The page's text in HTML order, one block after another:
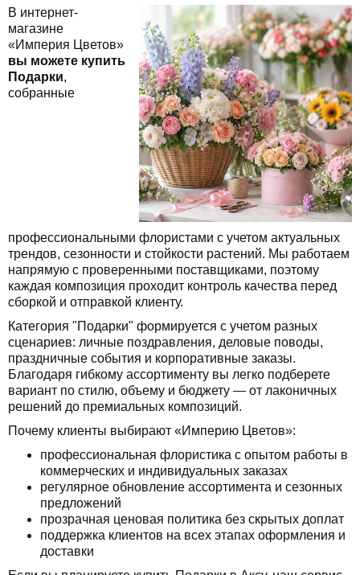
В интернет-
магазине
«Империя Цветов»
вы можете купить
Подарки,
собранные
профессиональными флористами с учетом актуальных
трендов, сезонности и стойкости растений. Мы работаем
напрямую с проверенными поставщиками, поэтому
каждая композиция проходит контроль качества перед
сборкой и отправкой клиенту.
Категория "Подарки" формируется с учетом разных
сценариев: личные поздравления, деловые поводы,
праздничные события и корпоративные заказы.
Благодаря гибкому ассортименту вы легко подберете
вариант по стилю, объему и бюджету — от лаконичных
решений до премиальных композиций.
Почему клиенты выбирают «Империю Цветов»:
профессиональная флористика с опытом работы в
коммерческих и индивидуальных заказах
регулярное обновление ассортимента и сезонных
предложений
прозрачная ценовая политика без скрытых доплат
поддержка клиентов на всех этапах оформления и
доставки